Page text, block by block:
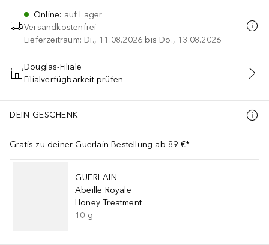
Online: auf Lager
Versandkostenfrei
Lieferzeitraum: Di., 11.08.2026 bis Do., 13.08.2026
IN DEN WARENKORB
Douglas-Filiale
Filialverfügbarkeit prüfen
DEIN GESCHENK
Gratis zu deiner Guerlain-Bestellung ab 89 €*
GUERLAIN
Abeille Royale
Honey Treatment
10 g